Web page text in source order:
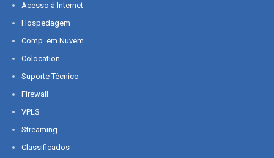
Acesso à Internet
Hospedagem
Comp. em Nuvem
Colocation
Suporte Técnico
Firewall
VPLS
Streaming
Classificados